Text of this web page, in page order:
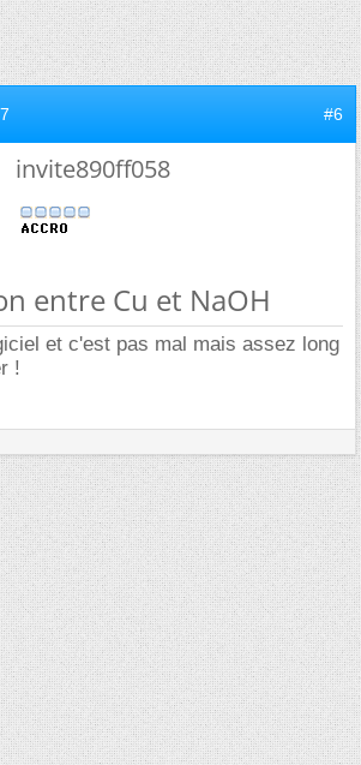
#6
invite890ff058
entre Cu et NaOH
et c'est pas mal mais assez long
!